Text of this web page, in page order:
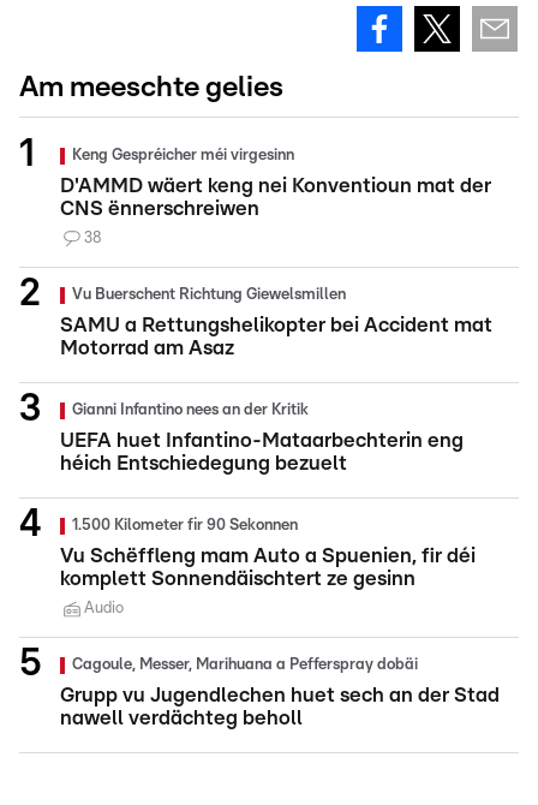
Am meeschte gelies
Keng Gespréicher méi virgesinn
D'AMMD wäert keng nei Konventioun mat der
CNS ënnerschreiwen
38
Vu Buerschent Richtung Giewelsmillen
SAMU a Rettungshelikopter bei Accident mat
Motorrad am Asaz
Gianni Infantino nees an der Kritik
UEFA huet Infantino-Mataarbechterin eng
héich Entschiedegung bezuelt
1.500 Kilometer fir 90 Sekonnen
Vu Schëffleng mam Auto a Spuenien, fir déi
komplett Sonnendäischtert ze gesinn
Audio
Cagoule, Messer, Marihuana a Pefferspray dobäi
Grupp vu Jugendlechen huet sech an der Stad
nawell verdächteg beholl